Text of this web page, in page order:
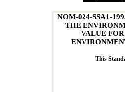
NOM-024-SSA1-
THE
VALUE
This